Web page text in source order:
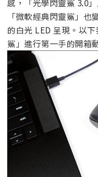
感，「光學閃靈鯊 3.0
「微軟經典閃靈鯊」
的白光 LED 呈現。以
鯊」進行第一手的開箱